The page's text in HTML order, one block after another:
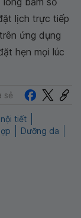
lịch trực tiếp
ứng dụng
hẹn mọi lúc
sẻ
tiết
Dưỡng da